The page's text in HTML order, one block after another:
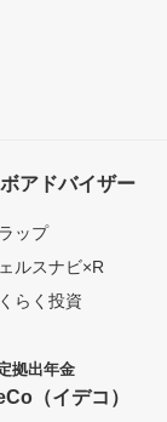
アドバイザー
ップ
ルスナビ×R
らく投資
拠出年金
（イデコ）